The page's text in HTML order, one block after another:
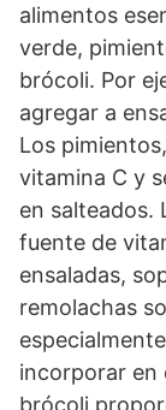
alimentos
verde,
brócoli. Por
agregar a
Los
vitamina C y
en salteados.
fuente de
ensaladas,
remolachas
incorporar en
brócoli